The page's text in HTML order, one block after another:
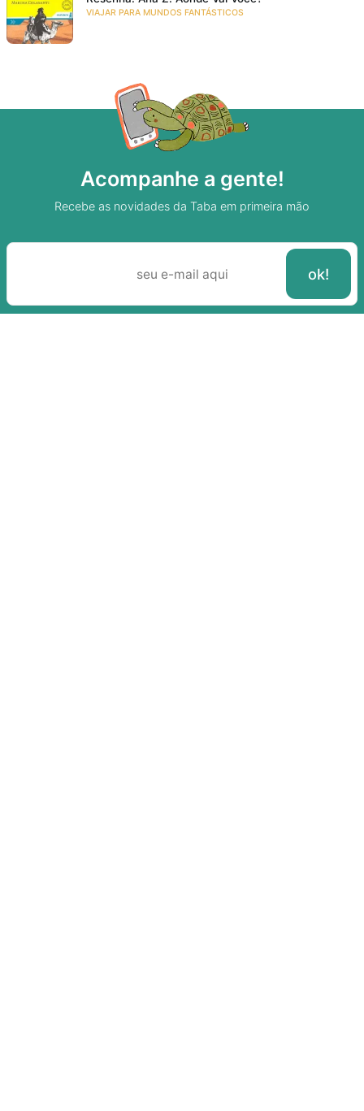
VIAJAR PARA MUNDOS FANTÁSTICOS
Acompanhe a gente!
Recebe as novidades da Taba em primeira mão